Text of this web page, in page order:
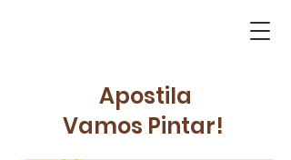
Apostila
Vamos Pintar!